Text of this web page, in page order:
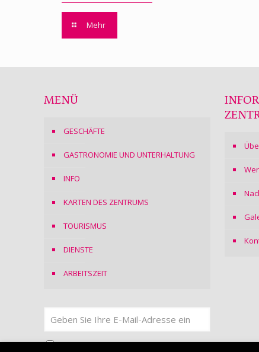
Mehr
MENÜ
GESCHÄFTE
GASTRONOMIE UND UNTERHALTUNG
INFO
KARTEN DES ZENTRUMS
TOURISMUS
DIENSTE
ARBEITSZEIT
Ich stimmeder Datenschutzerklärungzu